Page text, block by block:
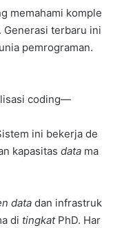
memahami komple
terbaru ini
pemrograman.
coding—
ini bekerja de
kapasitas data ma
data dan infrastruk
di tingkatPhD. Har